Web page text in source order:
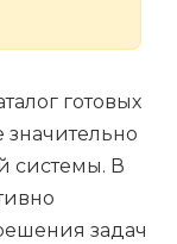
готовых
системы. В
задач